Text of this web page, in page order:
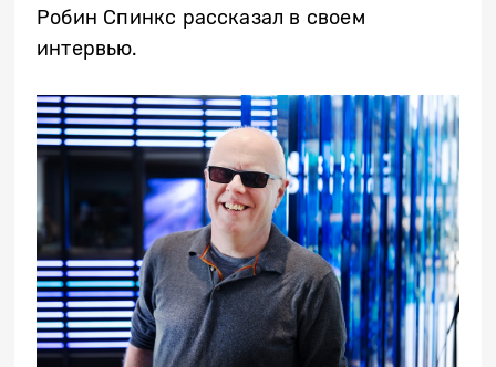
Робин Спинкс рассказал в своем
интервью.